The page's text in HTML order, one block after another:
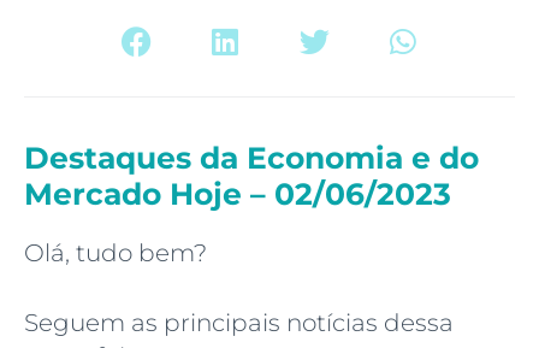
Destaques da Economia e do
Mercado Hoje – 02/06/2023
Olá, tudo bem?
Seguem as principais notícias dessa